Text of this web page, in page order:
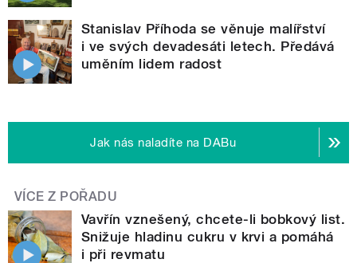
Stanislav Příhoda se věnuje malířství
i ve svých devadesáti letech. Předává
uměním lidem radost
Jak nás naladíte na DABu
VÍCE Z POŘADU
Vavřín vznešený, chcete-li bobkový list.
Snižuje hladinu cukru v krvi a pomáhá
i při revmatu